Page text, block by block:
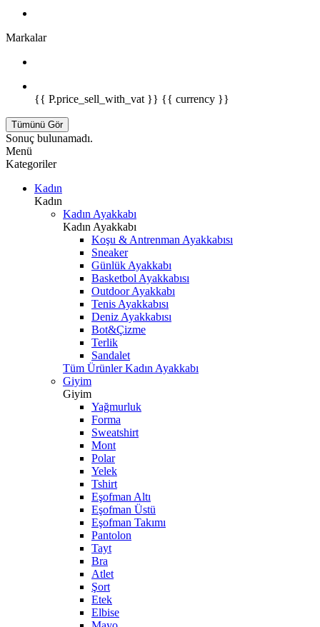
Markalar
{{ P.price_sell_with_vat }} {{ currency }}
Tümünü Gör
Sonuç bulunamadı.
Menü
Kategoriler
Kadın
Kadın
Kadın Ayakkabı
Kadın Ayakkabı
Koşu & Antrenman Ayakkabısı
Sneaker
Günlük Ayakkabı
Basketbol Ayakkabısı
Outdoor Ayakkabı
Tenis Ayakkabısı
Deniz Ayakkabısı
Bot&Çizme
Terlik
Sandalet
Tüm Ürünler Kadın Ayakkabı
Giyim
Giyim
Yağmurluk
Forma
Sweatshirt
Mont
Polar
Yelek
Tshirt
Eşofman Altı
Eşofman Üstü
Eşofman Takımı
Pantolon
Tayt
Bra
Atlet
Şort
Etek
Elbise